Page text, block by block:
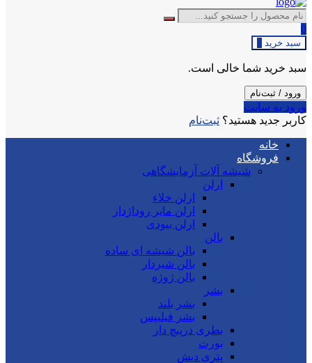
0
سبد خرید
سبد خرید شما خالی است.
ورود / ثبت‌نام
ورود به سایت
کاربر جدید هستید؟ ثبت‌نام
خانه
فروشگاه
شیشه آلات آزمایشگاهی
ارلن
ارلن خلاء
ارلن مایر روداژدار
ارلن بیودی
بالن
بالن شیشه ای ساده
بالن شیردار
بالن ژوژه
بشر
بشر بلند
بشر فیلیپس
بطری درپیچ دار
بورت
پتری دیش